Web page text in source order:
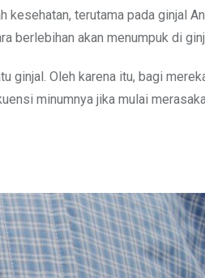
terutama pada ginjal
berlebihan akan menumpuk di
ginjal. Oleh karena itu, bagi
minumnya jika mulai